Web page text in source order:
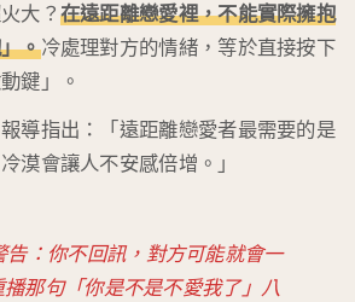
大？ 在遠距離戀愛裡，不能實際擁抱
。冷處理對方的情緒，等於直接按下
鍵」。
導指出：「遠距離戀愛者最需要的是
漠會讓人不安感倍增。」
告：你不回訊，對方可能就會一
那句「你是不是不愛我了」八